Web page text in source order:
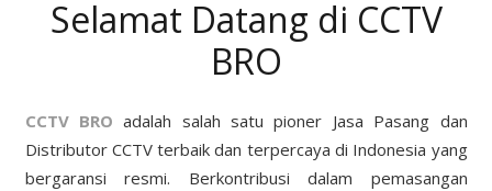
Selamat Datang di CCTV
BRO
CCTV BRO adalah salah satu pioner Jasa Pasang dan
Distributor CCTV terbaik dan terpercaya di Indonesia yang
bergaransi resmi. Berkontribusi dalam pemasangan